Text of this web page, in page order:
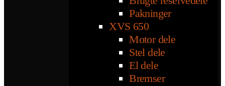
Pakninger
XVS 650
Motor dele
Stel dele
El dele
Bremser